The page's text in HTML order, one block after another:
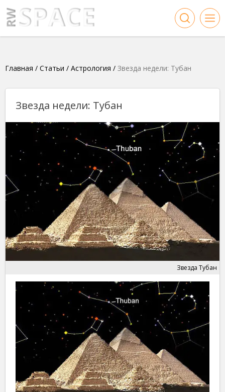
Главная / Статьи / Астрология / Звезда недели: Тубан
Звезда недели: Тубан
Звезда Тубан